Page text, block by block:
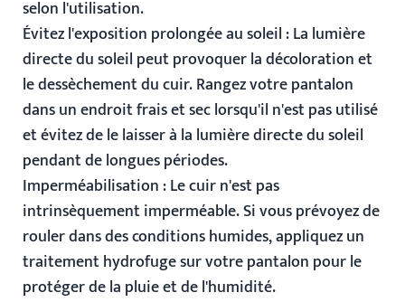
selon l'utilisation.
Évitez l'exposition prolongée au soleil : La lumière
directe du soleil peut provoquer la décoloration et
le dessèchement du cuir. Rangez votre pantalon
dans un endroit frais et sec lorsqu'il n'est pas utilisé
et évitez de le laisser à la lumière directe du soleil
pendant de longues périodes.
Imperméabilisation : Le cuir n'est pas
intrinsèquement imperméable. Si vous prévoyez de
rouler dans des conditions humides, appliquez un
traitement hydrofuge sur votre pantalon pour le
protéger de la pluie et de l'humidité.